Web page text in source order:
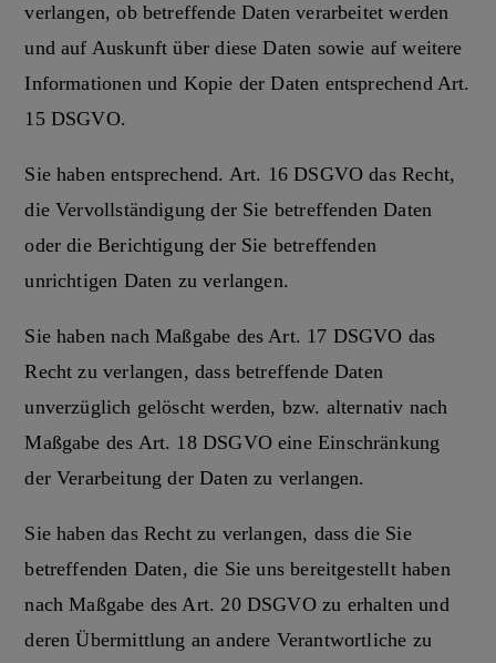
verlangen, ob betreffende Daten verarbeitet werden
und auf Auskunft über diese Daten sowie auf weitere
Informationen und Kopie der Daten entsprechend Art.
15 DSGVO.
Sie haben entsprechend. Art. 16 DSGVO das Recht,
die Vervollständigung der Sie betreffenden Daten
oder die Berichtigung der Sie betreffenden
unrichtigen Daten zu verlangen.
Sie haben nach Maßgabe des Art. 17 DSGVO das
Recht zu verlangen, dass betreffende Daten
unverzüglich gelöscht werden, bzw. alternativ nach
Maßgabe des Art. 18 DSGVO eine Einschränkung
der Verarbeitung der Daten zu verlangen.
Sie haben das Recht zu verlangen, dass die Sie
betreffenden Daten, die Sie uns bereitgestellt haben
nach Maßgabe des Art. 20 DSGVO zu erhalten und
deren Übermittlung an andere Verantwortliche zu